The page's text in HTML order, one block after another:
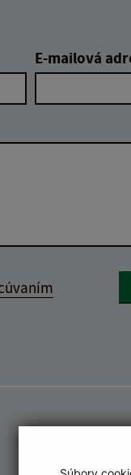
E-mailová